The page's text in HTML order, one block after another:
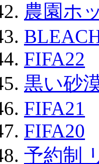
農園ホ
FIFA22
黒い砂
FIFA21
FIFA20
予約制